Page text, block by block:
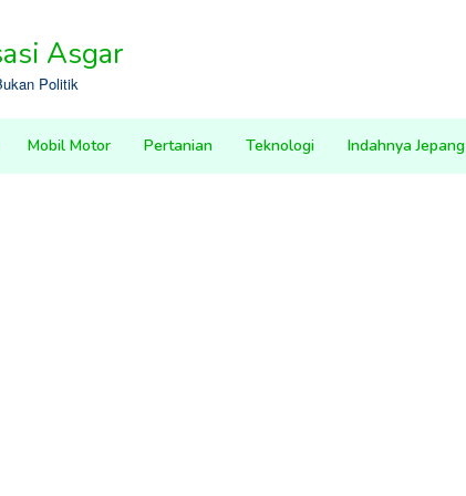
Asgar
Politik
Mobil Motor Pertanian Teknologi Indahnya Jepang